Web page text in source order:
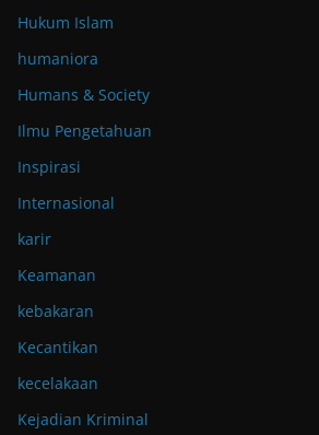
Hukum Islam
humaniora
Humans & Society
Ilmu Pengetahuan
Inspirasi
Internasional
karir
Keamanan
kebakaran
Kecantikan
kecelakaan
Kejadian Kriminal